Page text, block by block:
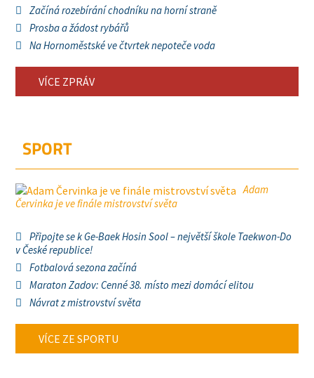
Začíná rozebírání chodníku na horní straně
Prosba a žádost rybářů
Na Hornoměstské ve čtvrtek nepoteče voda
VÍCE ZPRÁV
SPORT
Adam
Červinka je ve finále mistrovství světa
Připojte se k Ge-Baek Hosin Sool – největší škole Taekwon-Do
v České republice!
Fotbalová sezona začíná
Maraton Zadov: Cenné 38. místo mezi domácí elitou
Návrat z mistrovství světa
VÍCE ZE SPORTU